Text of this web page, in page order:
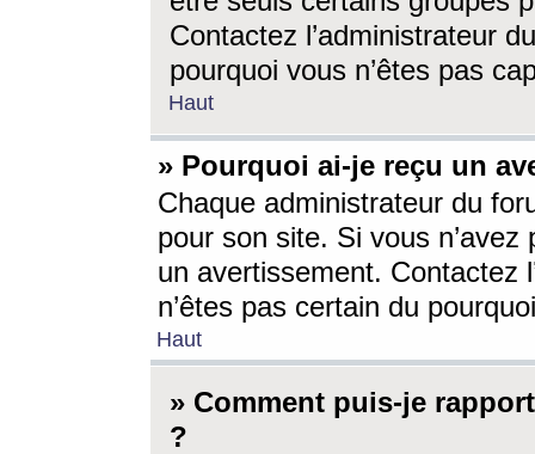
Contactez l’administrateur
pourquoi vous n’êtes pas
Haut
» Pourquoi ai-je reçu un
Chaque administrateur du
pour son site. Si vous
un avertissement. Contactez
n’êtes pas certain du
Haut
» Comment puis-je
?